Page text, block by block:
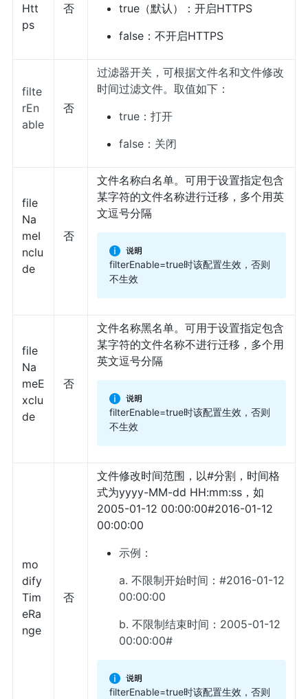
Htt
ps
否
true（默认）：开启HTTPS
false：不开启HTTPS
filte
rEn
able
否
过滤器开关，可根据文件名和文件修改
时间过滤文件。取值如下：
true：打开
false：关闭
file
Na
meI
nclu
de
否
文件名称白名单。可用于设置指定包含
某字符的文件名称进行迁移，多个用英
文逗号分隔
filterEnable=true时该配置生效，否则
不生效
file
Na
meE
xclu
de
否
文件名称黑名单。可用于设置指定包含
某字符的文件名称不进行迁移，多个用
英文逗号分隔
filterEnable=true时该配置生效，否则
不生效
mo
dify
Tim
eRa
nge
否
文件修改时间范围，以#分割，时间格
式为yyyy-MM-dd HH:mm:ss，如
2005-01-12 00:00:00#2016-01-12
00:00:00
示例：
a. 不限制开始时间：#2016-01-12
00:00:00
b. 不限制结束时间：2005-01-12
00:00:00#
filterEnable=true时该配置生效，否则